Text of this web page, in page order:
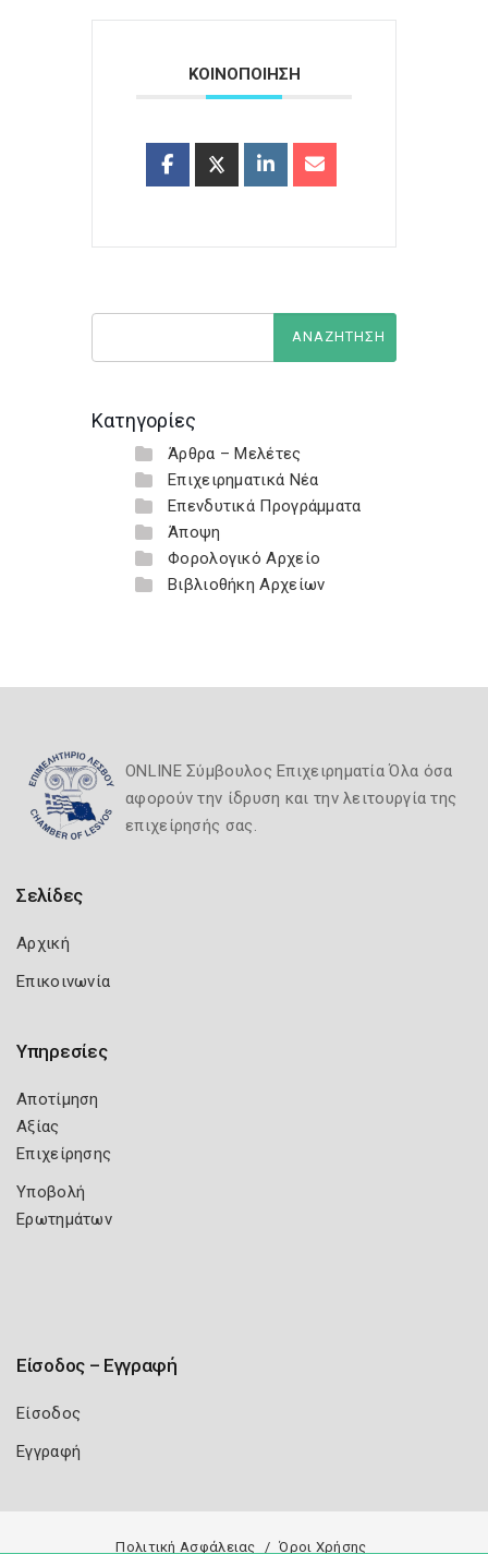
ΚΟΙΝΟΠΟΙΗΣΗ
Κατηγορίες
Άρθρα – Μελέτες
Επιχειρηματικά Νέα
Επενδυτικά Προγράμματα
Άποψη
Φορολογικό Αρχείο
Βιβλιοθήκη Αρχείων
ONLINE Σύμβουλος Επιχειρηματία Όλα όσα
αφορούν την ίδρυση και την λειτουργία της
επιχείρησής σας.
Σελίδες
Αρχική
Επικοινωνία
Υπηρεσίες
Αποτίμηση
Αξίας
Επιχείρησης
Υποβολή
Ερωτημάτων
Είσοδος – Εγγραφή
Είσοδος
Εγγραφή
Πολιτική Ασφάλειας Όροι Χρήσης